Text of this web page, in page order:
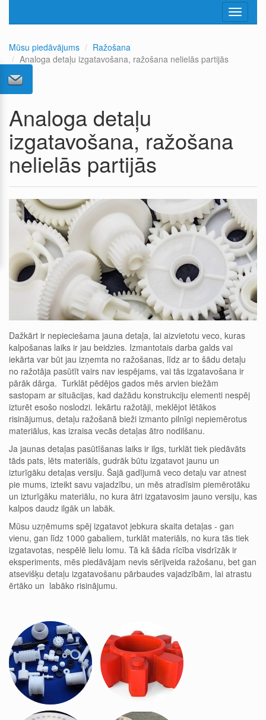
Toggle
Mūsu piedāvājums
Ražošana
Analoga detaļu izgatavošana, ražošana nelielās partijās
Analoga detaļu
izgatavošana, ražošana
nelielās partijās
Dažkārt ir nepieciešama jauna detaļa, lai aizvietotu veco, kuras
kalpošanas laiks ir jau beidzies. Izmantotais darba galds vai
iekārta var būt jau izņemta no ražošanas, līdz ar to šādu detaļu
no ražotāja pasūtīt vairs nav iespējams, vai tās izgatavošana ir
pārāk dārga. Turklāt pēdējos gados mēs arvien biežām
sastopam ar situācijas, kad dažādu konstrukciju elementi nespēj
izturēt esošo noslodzi. Iekārtu ražotāji, meklējot lētākos
risinājumus, detaļu ražošanā bieži izmanto pilnīgi nepiemērotus
materiālus, kas izraisa vecās detaļas ātro nodilšanu.
Ja jaunas detaļas pasūtīšanas laiks ir ilgs, turklāt tiek piedāvāts
tāds pats, lēts materiāls, gudrāk būtu izgatavot jaunu un
izturīgāku detaļas versiju. Šajā gadījumā veco detaļu var atnest
pie mums, izteikt savu vajadzību, un mēs atradīsim piemērotāku
un izturīgāku materiālu, no kura ātri izgatavosim jauno versiju, kas
kalpos daudz ilgāk un labāk.
Mūsu uzņēmums spēj izgatavot jebkura skaita detaļas - gan
vienu, gan līdz 1000 gabaliem, turklāt materiāls, no kura tās tiek
izgatavotas, nespēlē lielu lomu. Tā kā šāda rīcība visdrīzāk ir
eksperiments, mēs piedāvājam nevis sērijveida ražošanu, bet gan
atsevišķu detaļu izgatavošanu pārbaudes vajadzībām, lai atrastu
ērtāko un labāko risinājumu.